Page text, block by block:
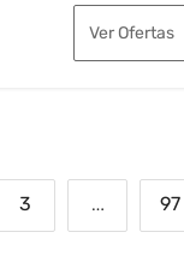
era:
Ver Ofertas
3 … 97